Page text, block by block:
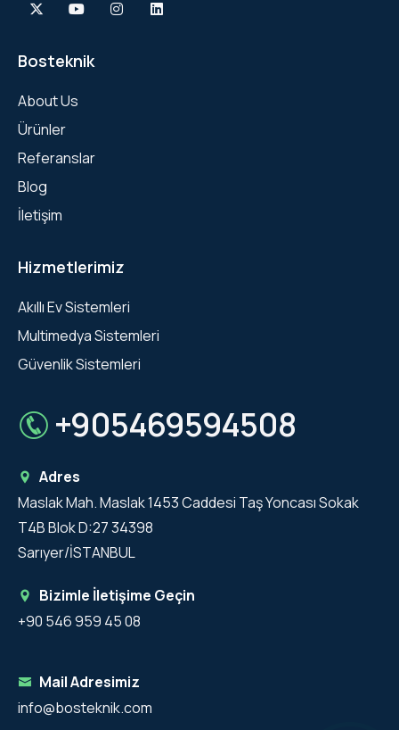
Bosteknik
About Us
Ürünler
Referanslar
Blog
İletişim
Hizmetlerimiz
Akıllı Ev Sistemleri
Multimedya Sistemleri
Güvenlik Sistemleri
+905469594508
Adres
Maslak Mah. Maslak 1453 Caddesi Taş Yoncası Sokak
T4B Blok D:27 34398
Sarıyer/İSTANBUL
Bizimle İletişime Geçin
+90 546 959 45 08
Mail Adresimiz
info@bosteknik.com